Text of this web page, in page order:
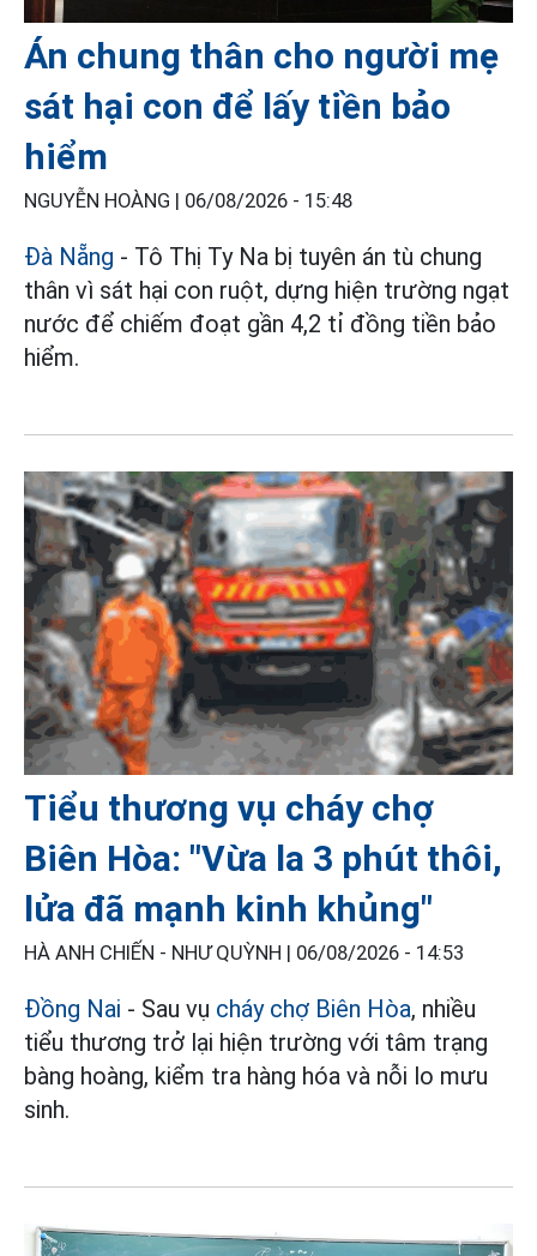
Án chung thân cho người mẹ
sát hại con để lấy tiền bảo
hiểm
NGUYỄN HOÀNG | 06/08/2026 - 15:48
Đà Nẵng - Tô Thị Ty Na bị tuyên án tù chung
thân vì sát hại con ruột, dựng hiện trường ngạt
nước để chiếm đoạt gần 4,2 tỉ đồng tiền bảo
hiểm.
Tiểu thương vụ cháy chợ
Biên Hòa: "Vừa la 3 phút thôi,
lửa đã mạnh kinh khủng"
HÀ ANH CHIẾN - NHƯ QUỲNH | 06/08/2026 - 14:53
Đồng Nai - Sau vụ cháy chợ Biên Hòa, nhiều
tiểu thương trở lại hiện trường với tâm trạng
bàng hoàng, kiểm tra hàng hóa và nỗi lo mưu
sinh.